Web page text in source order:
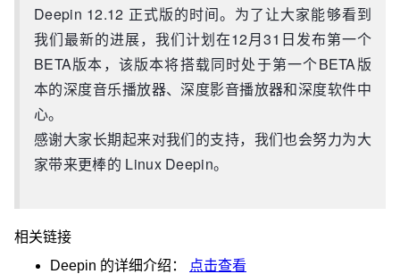
Deepin 12.12 正式版的时间。为了让大家能够看到
我们最新的进展，我们计划在12月31日发布第一个
BETA版本，该版本将搭载同时处于第一个BETA版
本的深度音乐播放器、深度影音播放器和深度软件中
心。
感谢大家长期起来对我们的支持，我们也会努力为大
家带来更棒的 Linux Deepin。
相关链接
Deepin 的详细介绍： 点击查看